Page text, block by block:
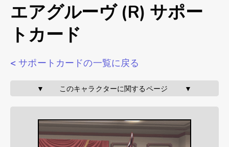
エアグルーヴ (R) サポー
トカード
< サポートカードの一覧に戻る
▼       このキャラクターに関するページ        ▼